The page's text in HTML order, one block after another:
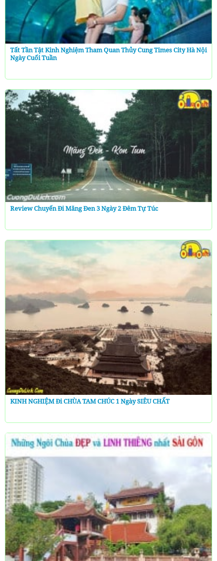
Tất Tần Tật Kinh Nghiệm Tham Quan Thủy Cung Times City Hà Nội
Ngày Cuối Tuần
Review Chuyến Đi Măng Đen 3 Ngày 2 Đêm Tự Túc
KINH NGHIỆM Đi CHÙA TAM CHÚC 1 Ngày SIÊU CHẤT